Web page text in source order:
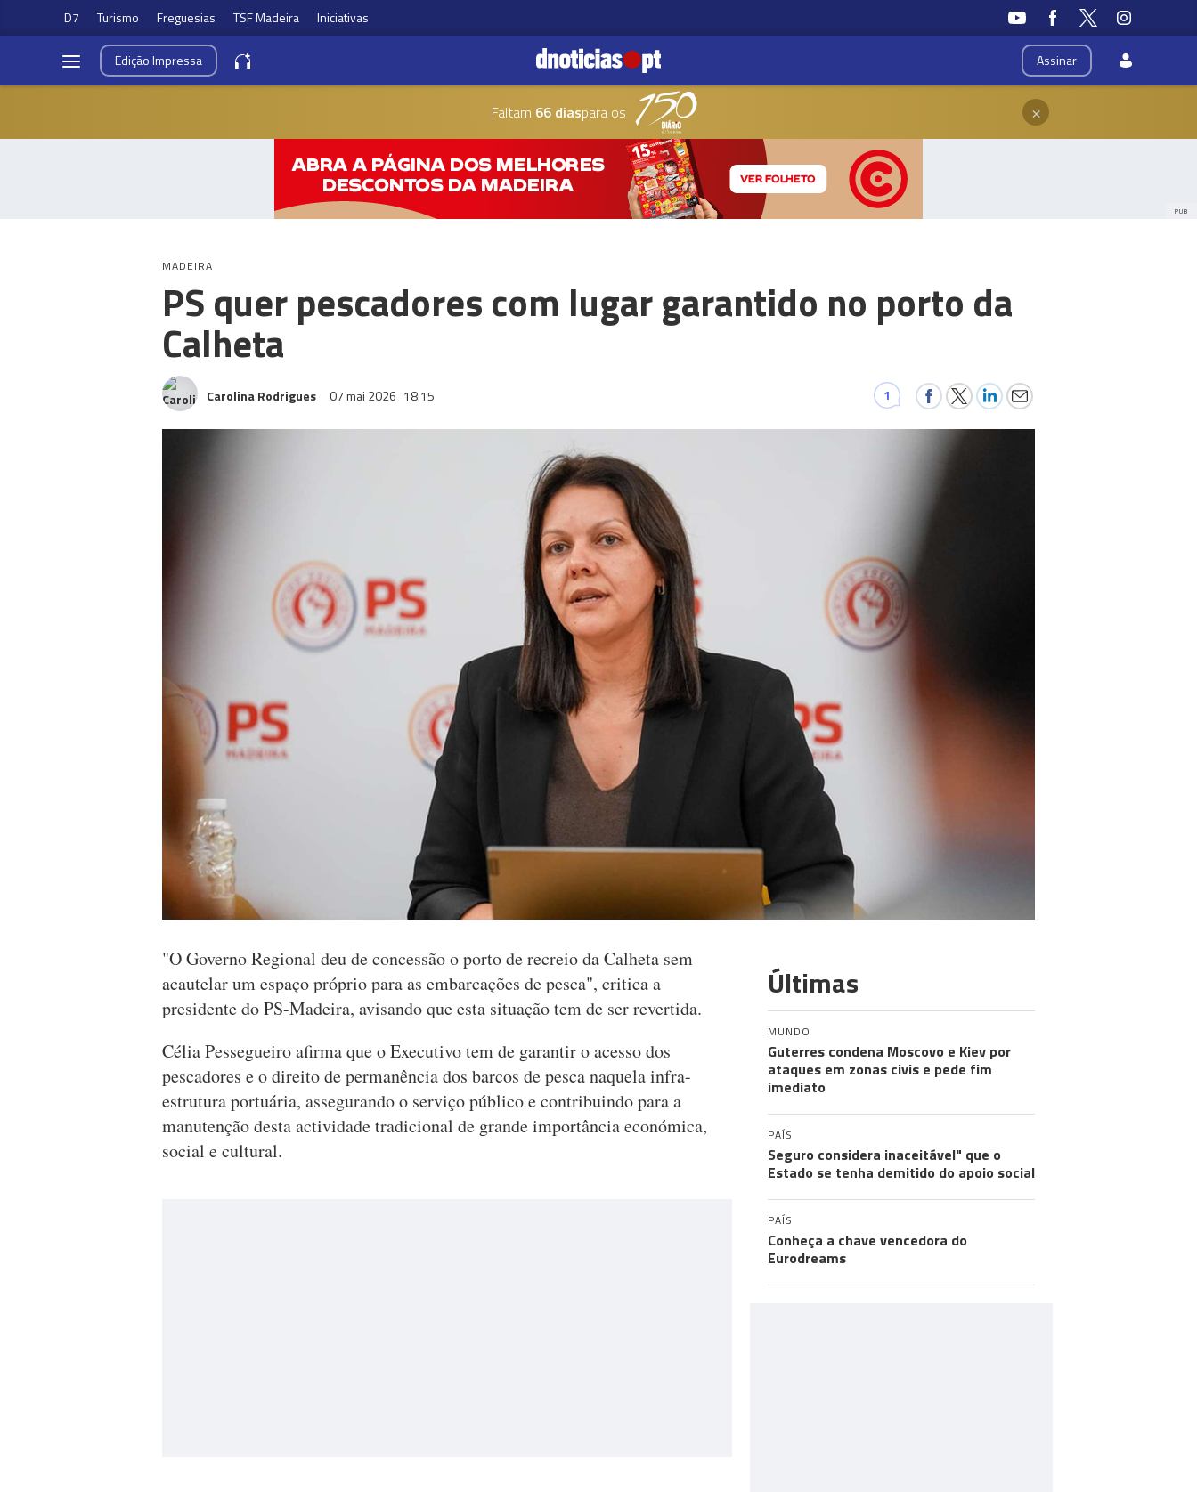
D7 Turismo Freguesias TSF Madeira Iniciativas
Assinar
EdiçãoImpressa
Faltam 66 diaspara os ×
PUB
MADEIRA
PS quer pescadores com lugar garantido no porto da
Calheta
Carolina Rodrigues 07 mai 2026 18:15 1
"O Governo Regional deu de concessão o porto de recreio da Calheta sem
acautelar um espaço próprio para as embarcações de pesca", critica a
presidente do PS-Madeira, avisando que esta situação tem de ser revertida.
Célia Pessegueiro afirma que o Executivo tem de garantir o acesso dos
pescadores e o direito de permanência dos barcos de pesca naquela infra-
estrutura portuária, assegurando o serviço público e contribuindo para a
manutenção desta actividade tradicional de grande importância económica,
social e cultural.
Últimas
MUNDO
Guterres condena Moscovo e Kiev por
ataques em zonas civis e pede fim
imediato
PAÍS
Seguro considera inaceitável" que o
Estado se tenha demitido do apoio social
PAÍS
Conheça a chave vencedora do
Eurodreams